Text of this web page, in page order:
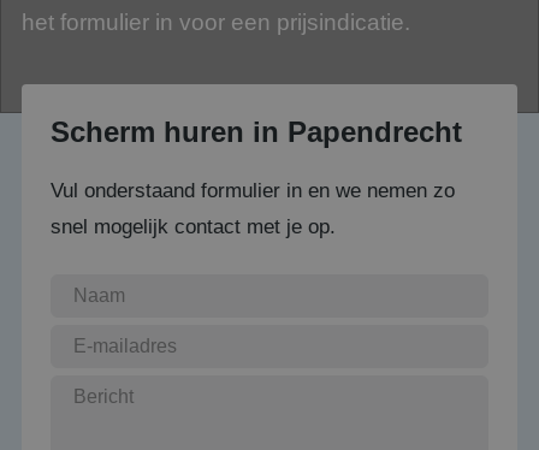
het formulier in voor een prijsindicatie.
Scherm huren in Papendrecht
Vul onderstaand formulier in en we nemen zo
snel mogelijk contact met je op.